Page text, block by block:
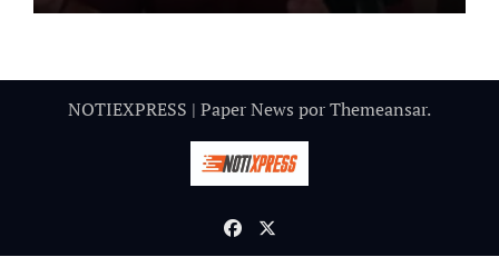
NOTIEXPRESS | Paper News porThemeansar.